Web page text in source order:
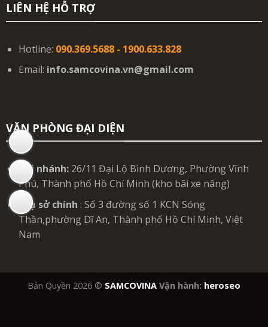
LIÊN HỆ HỖ TRỢ
Hotline: 090.369.5688 - 1900.633.828
Email: info.samcovina.vn@gmail.com
VĂN PHÒNG ĐẠI DIỆN
Chi nhánh:26/11 Đại Lộ Bình Dương, Phường Vĩnh
Phú, Thành phố Hồ Chí Minh (kho bãi xe nâng)
Trụ sở chính : Số 3 đường số 1 KCN Sóng
Thần,phường Dĩ An, Thành phố Hồ Chí Minh, Việt
Nam
Bản Quyền 2026 © SAMCOVINA Vận hành: heroseo